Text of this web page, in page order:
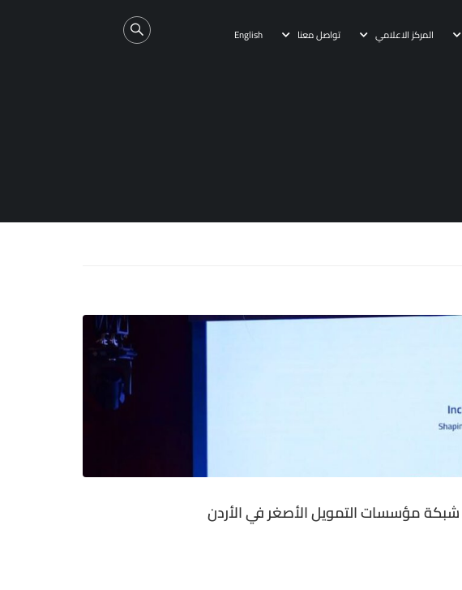
المركز الاعلامي تواصل معنا English
شبكة مؤسسات التمويل الأصغر في الأردن